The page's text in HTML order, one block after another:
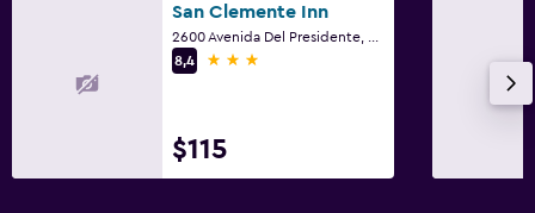
Habitaciones familiares
Espacio de almacenamiento
Zona de estar
Teléfono
San Clemente Inn
8,4
3 estrellas
$115